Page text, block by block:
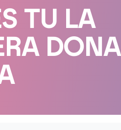
TU LA
DONA